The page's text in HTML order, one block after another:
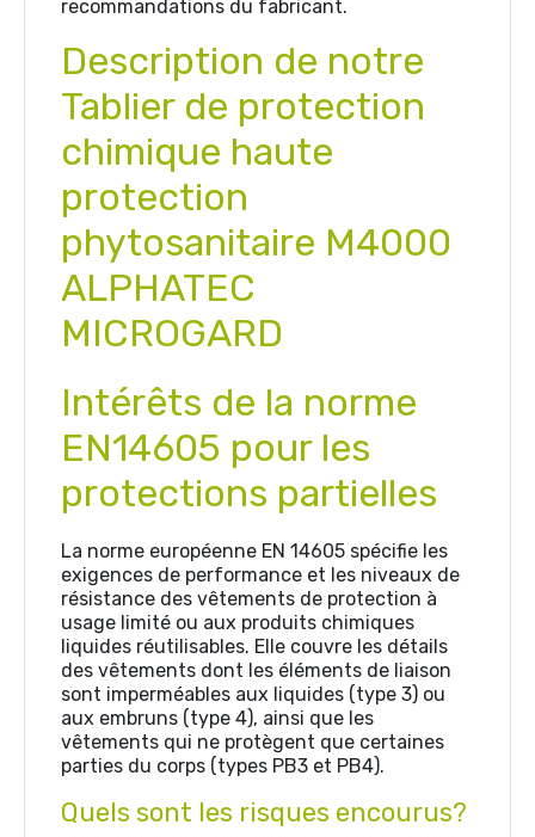
recommandations du fabricant.
Description de notre
Tablier de protection
chimique haute
protection
phytosanitaire M4000
ALPHATEC
MICROGARD
Intérêts de la norme
EN14605 pour les
protections partielles
La norme européenne EN 14605 spécifie les
exigences de performance et les niveaux de
résistance des vêtements de protection à
usage limité ou aux produits chimiques
liquides réutilisables. Elle couvre les détails
des vêtements dont les éléments de liaison
sont imperméables aux liquides (type 3) ou
aux embruns (type 4), ainsi que les
vêtements qui ne protègent que certaines
parties du corps (types PB3 et PB4).
Quels sont les risques encourus?